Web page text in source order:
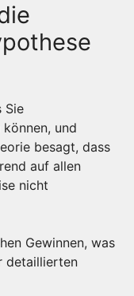
Sie
und
besagt, dass
auf allen
nicht
Gewinnen, was
detaillierten